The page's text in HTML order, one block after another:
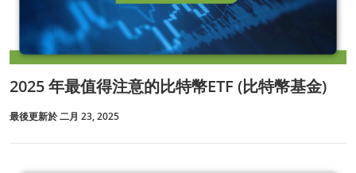
2025 年最值得注意的比特幣ETF (比特幣基金)
最後更新於 二月 23, 2025